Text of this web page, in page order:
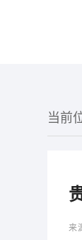
当前
来